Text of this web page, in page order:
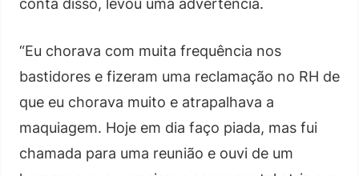
conta disso, levou uma advertência.
“Eu chorava com muita frequência nos
bastidores e fizeram uma reclamação no RH de
que eu chorava muito e atrapalhava a
maquiagem. Hoje em dia faço piada, mas fui
chamada para uma reunião e ouvi de um